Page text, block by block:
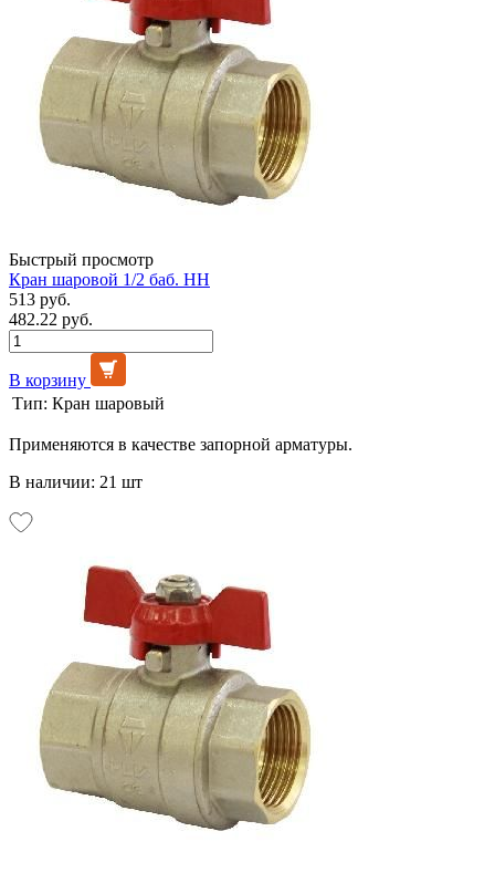
Быстрый просмотр
Кран шаровой 1/2 баб. НН
513 руб.
482.22 руб.
В корзину
Тип: Кран шаровый
Применяются в качестве запорной арматуры.
В наличии: 21 шт